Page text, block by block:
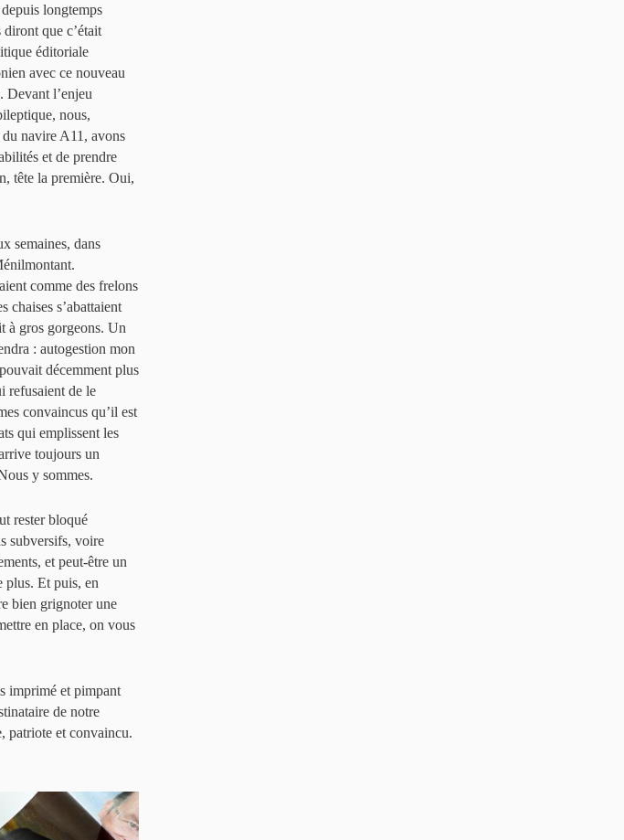
longtemps
diront que c’était
éditoriale
avec ce nouveau
Devant l’enjeu
nous,
du navire A11, avons
et de prendre
tête la première. Oui,
semaines, dans
comme des frelons
chaises s’abattaient
à gros gorgeons. Un
: autogestion mon
décemment plus
refusaient de le
convaincus qu’il est
qui emplissent les
toujours un
y sommes.
rester bloqué
subversifs, voire
et peut-être un
plus. Et puis, en
bien grignoter une
en place, on vous
imprimé et pimpant
de notre
patriote et convaincu.